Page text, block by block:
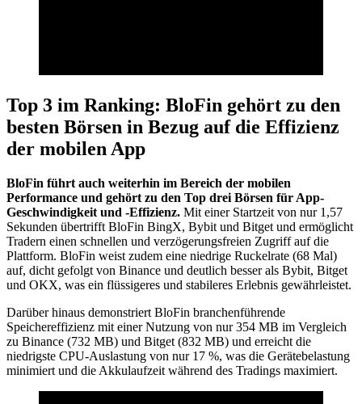
Top 3 im Ranking: BloFin gehört zu den
besten Börsen in Bezug auf die Effizienz
der mobilen App
BloFin führt auch weiterhin im Bereich der mobilen
Performance und gehört zu den Top drei Börsen für App-
Geschwindigkeit und -Effizienz. Mit einer Startzeit von nur 1,57
Sekunden übertrifft BloFin BingX, Bybit und Bitget und ermöglicht
Tradern einen schnellen und verzögerungsfreien Zugriff auf die
Plattform. BloFin weist zudem eine niedrige Ruckelrate (68 Mal)
auf, dicht gefolgt von Binance und deutlich besser als Bybit, Bitget
und OKX, was ein flüssigeres und stabileres Erlebnis gewährleistet.
Darüber hinaus demonstriert BloFin branchenführende
Speichereffizienz mit einer Nutzung von nur 354 MB im Vergleich
zu Binance (732 MB) und Bitget (832 MB) und erreicht die
niedrigste CPU-Auslastung von nur 17 %, was die Gerätebelastung
minimiert und die Akkulaufzeit während des Tradings maximiert.